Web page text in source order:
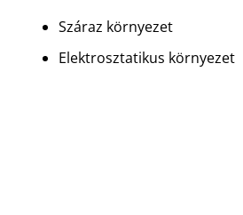
Száraz környezet
Elektrosztatikus környezet